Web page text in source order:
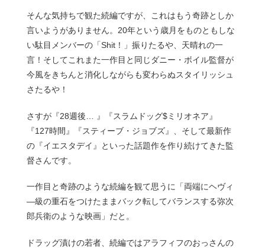
そんな気持ちで観た続編ですが、これはもう奇跡としか
言いようがありません。20年という歳月をものともしな
い駄目メンバーの「Shit！」振りたるや、天晴れの一
言！そしてこれまた一作目と同じダニー・ボイル監督が
今風をきちんと消化しながらも変わらぬスタイリッシュ
さたるや！
さすが『28週後… 』『スラムドッグ$ミリオネア』
『127時間』『スティーブ・ジョブズ』、そして最新作
の『イエスタデイ』といった話題作を作り続けてきた監
督さんです。
一作目と奇跡のような続編を観て思うに「両端にヘヴィ
―級の重石をつけたままバック転してバランスする弥次
郎兵衛のような映画」だと。
ドラッグ漬けの若者、続編ではアラフィフのおっさんの